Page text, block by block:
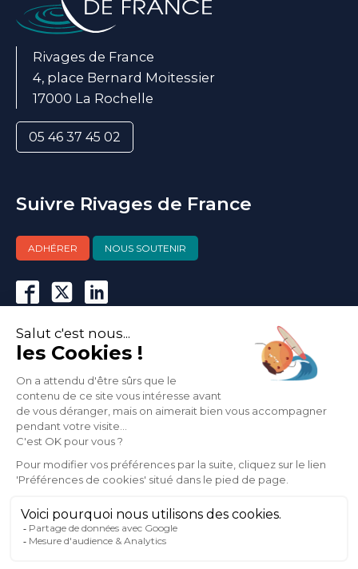
Rivages de France
4, place Bernard Moitessier
17000 La Rochelle
05 46 37 45 02
Suivre Rivages de France
ADHÉRER NOUS SOUTENIR
Actualités
Agenda
Nous contacter
Abonnez-vous